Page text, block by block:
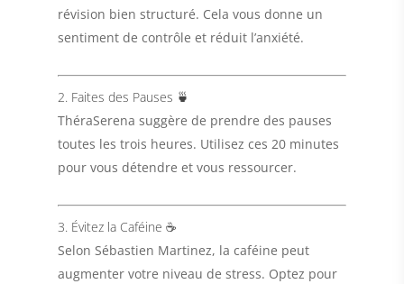
révision bien structuré. Cela vous donne un
sentiment de contrôle et réduit l’anxiété.
2. Faites des Pauses 🍵
ThéraSerena suggère de prendre des pauses
toutes les trois heures. Utilisez ces 20 minutes
pour vous détendre et vous ressourcer.
3. Évitez la Caféine ☕
Selon Sébastien Martinez, la caféine peut
augmenter votre niveau de stress. Optez pour